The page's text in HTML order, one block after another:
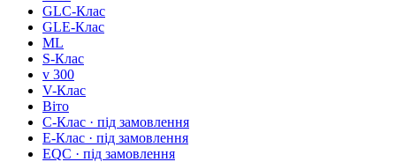
GLC-Клас
GLE-Клас
ML
S-Клас
v 300
V-Клас
Віто
C-Клас · під замовлення
E-Клас · під замовлення
EQC · під замовлення